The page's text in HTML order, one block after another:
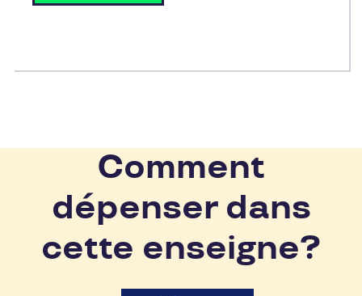
Comment
dépenser dans
cette enseigne?